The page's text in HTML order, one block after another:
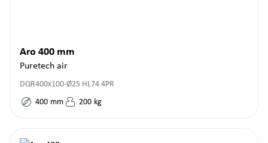
Aro 400 mm
Puretech air
DQR400x100-Ø25 HL74 4PR
400 mm 200 kg